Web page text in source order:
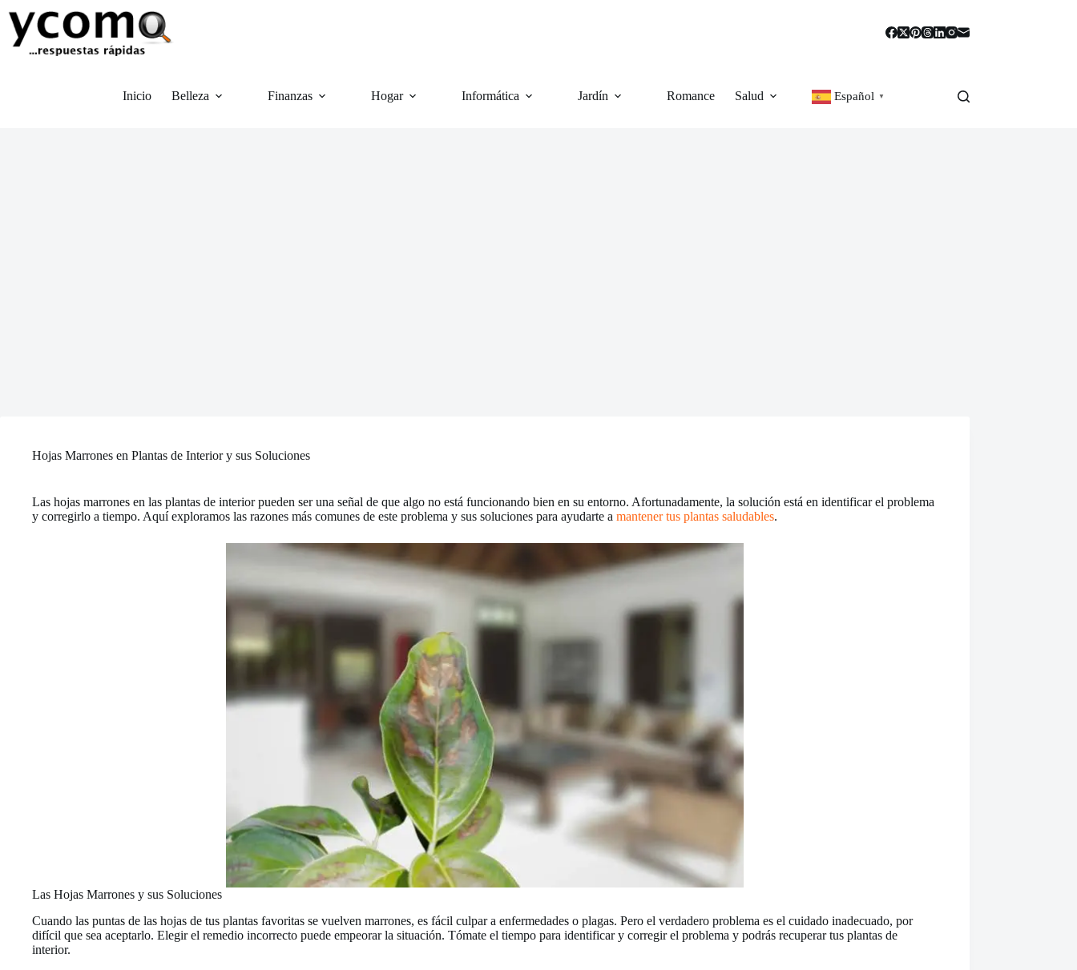
contenido
Inicio Belleza Finanzas Hogar Informática Jardín Romance Salud Español ▼
Hojas Marrones en Plantas de Interior y sus Soluciones
Las hojas marrones en las plantas de interior pueden ser una señal de que algo no está funcionando bien en su entorno. Afortunadamente, la solución está en identificar el problema
y corregirlo a tiempo. Aquí exploramos las razones más comunes de este problema y sus soluciones para ayudarte a mantener tus plantas saludables.
Las Hojas Marrones y sus Soluciones
Cuando las puntas de las hojas de tus plantas favoritas se vuelven marrones, es fácil culpar a enfermedades o plagas. Pero el verdadero problema es el cuidado inadecuado, por
difícil que sea aceptarlo. Elegir el remedio incorrecto puede empeorar la situación. Tómate el tiempo para identificar y corregir el problema y podrás recuperar tus plantas de
interior.